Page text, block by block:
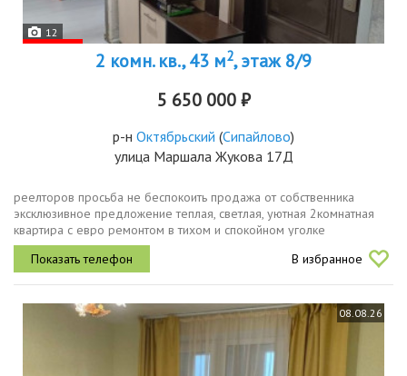
12
2 комн. кв., 43 м2, этаж 8/9
5 650 000 ₽
р-н Октябрьский (Сипайлово)
улица Маршала Жукова 17Д
реелторов просьба не беспокоить продажа от собственника
эксклюзивное предложение теплая, светлая, уютная 2кoмнатнaя
квартира с евро ремонтом в тихом и спокойном уголке
уфылокация и характеристикиадрес ул. маршала жукова 17 д
отличный вариант для...
В избранное
08.08.26